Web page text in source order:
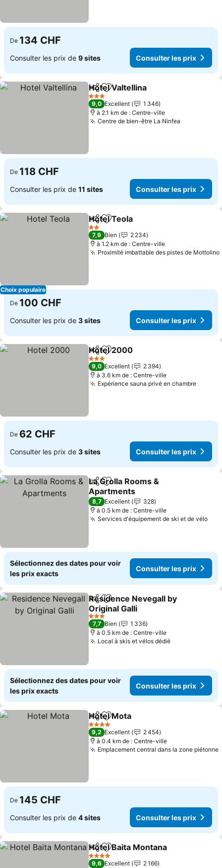
De 134 CHF
Consulter les prix de 9 sites Consulter les prix
PartagerAjouter à mes favoris
Hotel Valtellina
3 Étoiles
9,0 Excellent
1 346
à 2.1 km de : Centre-ville
Centre de bien-être La Ninfea
De 118 CHF
Consulter les prix de 11 sites Consulter les prix
Choix populaire
PartagerAjouter à mes favoris
Hotel Teola
2 Étoiles
7,9 Bien
2 234
à 1.2 km de : Centre-ville
Proximité imbattable des pistes de Mottolino
De 100 CHF
Consulter les prix de 3 sites Consulter les prix
PartagerAjouter à mes favoris
Hotel 2000
3 Étoiles
9,0 Excellent
2 394
à 3.6 km de : Centre-ville
Expérience sauna privé en chambre
De 62 CHF
Consulter les prix de 3 sites Consulter les prix
PartagerAjouter à mes favoris
La Grolla Rooms &
Apartments
8,7 Excellent
328
à 0.5 km de : Centre-ville
Services d'équipement de ski et de vélo
Sélectionnez des dates pour voir
les prix exacts
Consulter les prix
PartagerAjouter à mes favoris
Residence Nevegall by
Original Galli
3 Étoiles
7,7 Bien
1 336
à 0.5 km de : Centre-ville
Local à skis et vélos dédié
Sélectionnez des dates pour voir
les prix exacts
Consulter les prix
PartagerAjouter à mes favoris
Hotel Mota
4 Étoiles
9,2 Excellent
2 454
à 0.4 km de : Centre-ville
Emplacement central dans la zone piétonne
De 145 CHF
Consulter les prix de 4 sites Consulter les prix
PartagerAjouter à mes favoris
Hotel Baita Montana
4 Étoiles
9,6 Excellent
2 166